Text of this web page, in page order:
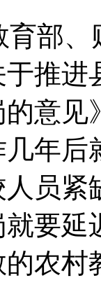
部、
推
意见
年
员紧
要延
农村